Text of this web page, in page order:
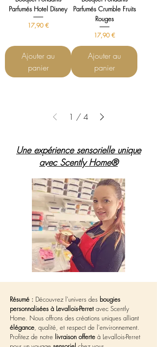
Parfumés Hotel Disney
Prix
17,90 €
Ajouter au
panier
Parfumés Crumble Fruits
Rouges
Prix
17,90 €
Ajouter au
panier
1 / 4
Une expérience sensorielle unique
avec Scently Home®
Résumé : Découvrez l'univers des bougies
personnalisées à Levallois-Perret avec Scently
Home. Nous offrons des créations uniques alliant
élégance, qualité, et respect de l'environnement.
Profitez de notre livraison offerte à Levallois-Perret